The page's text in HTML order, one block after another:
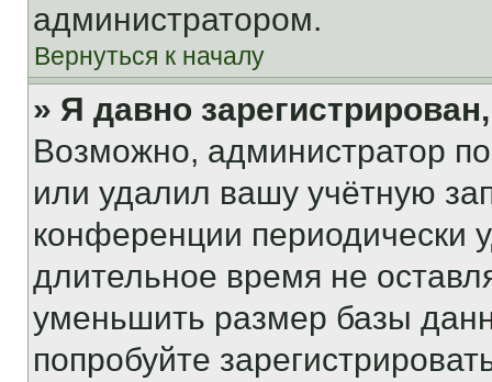
администратором.
Вернуться к началу
» Я давно
Возможно, администратор
или удалил вашу учётную
конференции периодически
длительное время не
уменьшить размер базы
попробуйте